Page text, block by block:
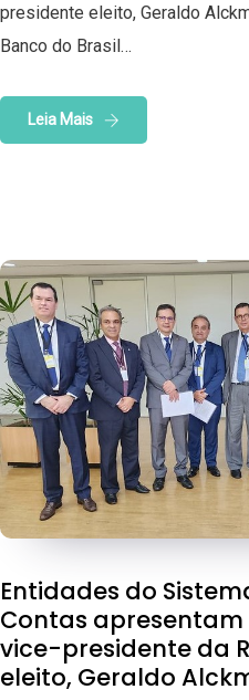
presidente eleito, Geraldo
Banco do Brasil…
Leia Mais
Entidades do
Contas
vice-presidente da
eleito, Geraldo